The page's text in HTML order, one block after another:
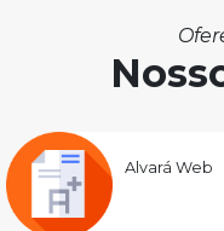
Alvará Web